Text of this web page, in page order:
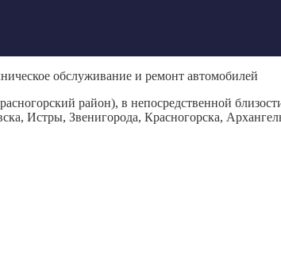
обслуживание и ремонт автомобилей
район), в непосредственной
Истры, Звенигорода, Красногорска,